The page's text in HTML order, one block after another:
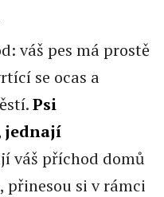
váš pes má prostě
se ocas a
Psi
jednají
váš příchod domů
přinesou si v rámci